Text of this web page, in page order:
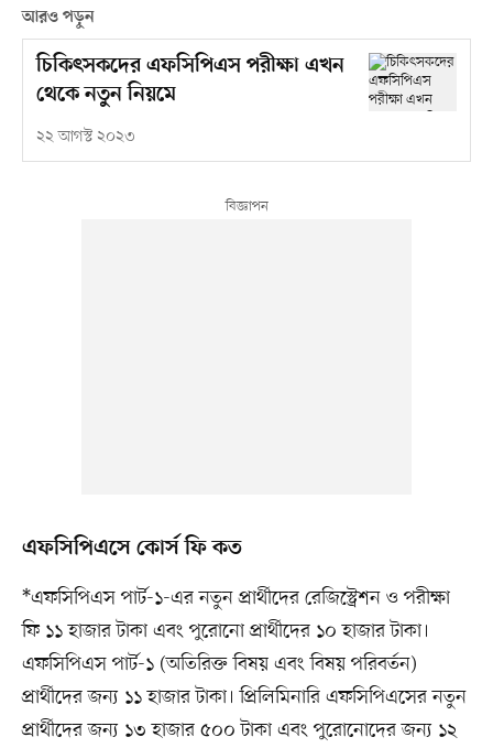
আরও পড়ুন
চিকিৎসকদের এফসিপিএস পরীক্ষা এখন
থেকে নতুন নিয়মে
২২ আগস্ট ২০২৩
এফসিপিএসে কোর্স ফি কত
*এফসিপিএস পার্ট-১-এর নতুন প্রার্থীদের রেজিস্ট্রেশন ও পরীক্ষা
ফি ১১ হাজার টাকা এবং পুরোনো প্রার্থীদের ১০ হাজার টাকা।
এফসিপিএস পার্ট-১ (অতিরিক্ত বিষয় এবং বিষয় পরিবর্তন)
প্রার্থীদের জন্য ১১ হাজার টাকা। প্রিলিমিনারি এফসিপিএসের নতুন
প্রার্থীদের জন্য ১৩ হাজার ৫০০ টাকা এবং পুরোনোদের জন্য ১২